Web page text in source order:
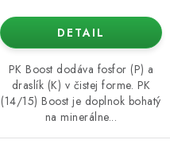
DETAIL
PK Boost dodáva fosfor (P) a
draslík (K) v čistej forme. PK
(14/15) Boost je doplnok bohatý
na minerálne...